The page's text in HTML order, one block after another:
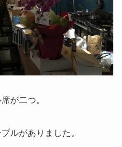
が二つ。
ルがありました。